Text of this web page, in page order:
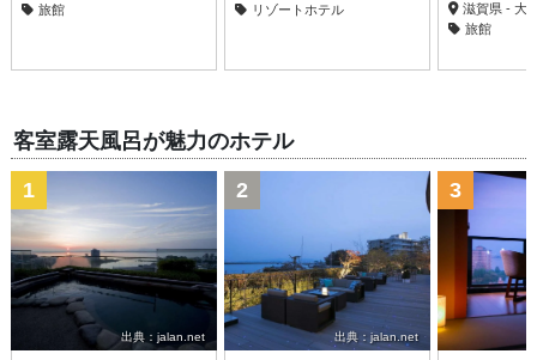
旅館
リゾートホテル
滋賀県 - 大
旅館
客室露天風呂が魅力のホテル
出典：jalan.net
1
出典：jalan.net
2 3